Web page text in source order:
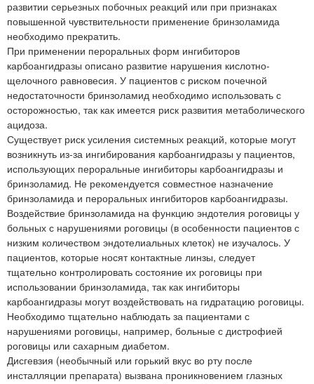
развитии серьезных побочных реакций или при признаках
повышенной чувствительности применение бринзоламида
необходимо прекратить.
При применении пероральных форм ингибиторов
карбоангидразы описано развитие нарушения кислотно-
щелочного равновесия. У пациентов с риском почечной
недостаточности бринзоламид необходимо использовать с
осторожностью, так как имеется риск развития метаболического
ацидоза.
Существует риск усиления системных реакций, которые могут
возникнуть из-за ингибирования карбоангидразы у пациентов,
использующих пероральные ингибиторы карбоангидразы и
бринзоламид. Не рекомендуется совместное назначение
бринзоламида и пероральных ингибиторов карбоангидразы.
Воздействие бринзоламида на функцию эндотелия роговицы у
больных с нарушениями роговицы (в особенности пациентов с
низким количеством эндотелиальных клеток) не изучалось. У
пациентов, которые носят контактные линзы, следует
тщательно контролировать состояние их роговицы при
использовании бринзоламида, так как ингибиторы
карбоангидразы могут воздействовать на гидратацию роговицы.
Необходимо тщательно наблюдать за пациентами с
нарушениями роговицы, например, больные с дистрофией
роговицы или сахарным диабетом.
Дисгевзия (необычный или горький вкус во рту после
инсталляции препарата) вызвана проникновением глазных